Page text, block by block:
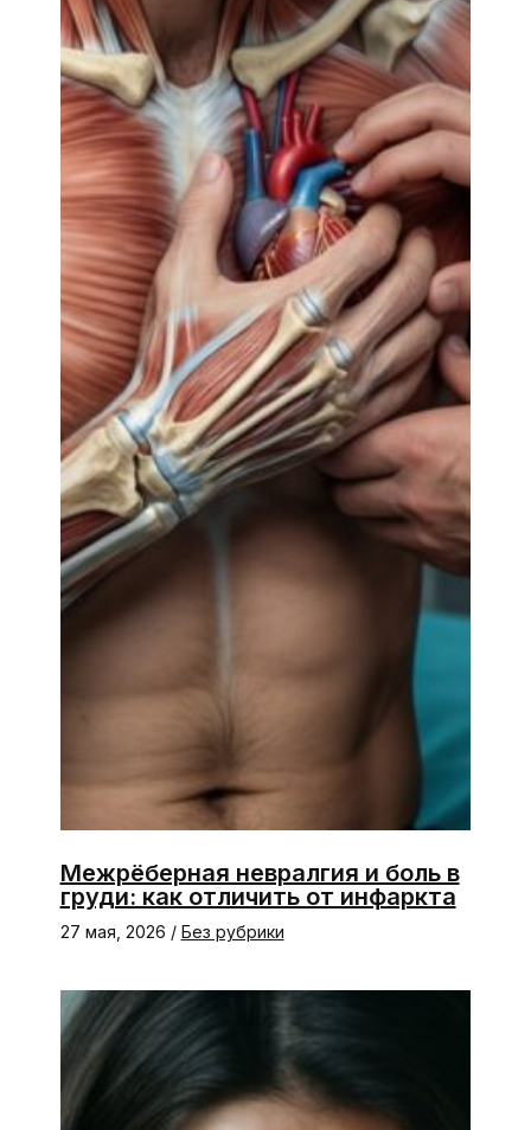
Межрёберная невралгия и боль в
груди: как отличить от инфаркта
27 мая, 2026 / Без рубрики